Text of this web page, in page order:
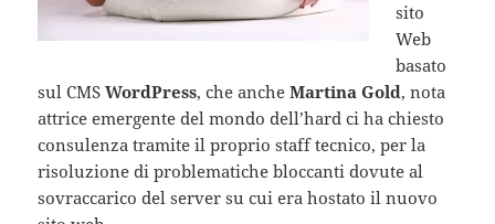
sito
Web
basato
sul CMSWordPress, che ancheMartina Gold, nota
attrice emergente del mondo dell’hard ci ha chiesto
consulenza tramite il proprio staff tecnico, per la
risoluzione di problematiche bloccanti dovute al
sovraccarico del server su cui era hostato il nuovo